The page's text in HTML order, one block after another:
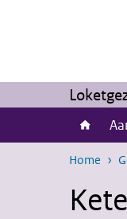
Home